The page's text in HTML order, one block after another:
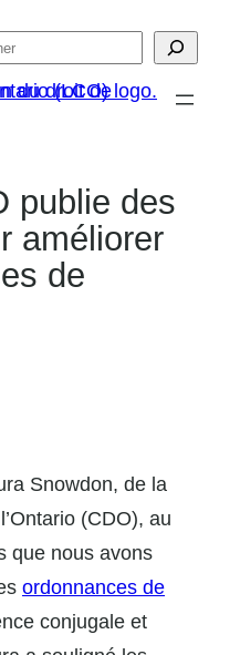
publie des
améliorer
de
Snowdon, de la
(CDO), au
que nous avons
ordonnances de
conjugale et